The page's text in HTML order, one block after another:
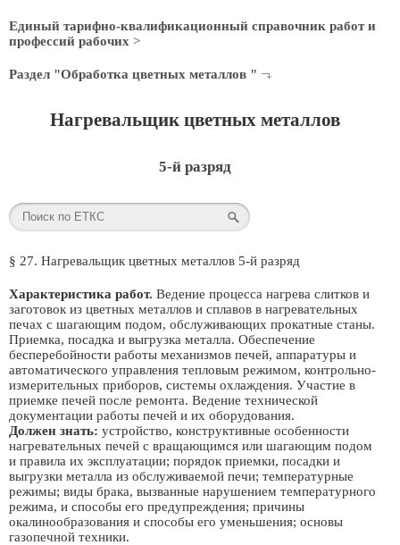
Единый тарифно-квалификационный справочник работ и
профессий рабочих >
Раздел "Обработка цветных металлов "
Нагревальщик цветных металлов
5-й разряд
§ 27. Нагревальщик цветных металлов 5-й разряд
Характеристика работ. Ведение процесса нагрева слитков и
заготовок из цветных металлов и сплавов в нагревательных
печах с шагающим подом, обслуживающих прокатные станы.
Приемка, посадка и выгрузка металла. Обеспечение
бесперебойности работы механизмов печей, аппаратуры и
автоматического управления тепловым режимом, контрольно-
измерительных приборов, системы охлаждения. Участие в
приемке печей после ремонта. Ведение технической
документации работы печей и их оборудования.
Должен знать: устройство, конструктивные особенности
нагревательных печей с вращающимся или шагающим подом
и правила их эксплуатации; порядок приемки, посадки и
выгрузки металла из обслуживаемой печи; температурные
режимы; виды брака, вызванные нарушением температурного
режима, и способы его предупреждения; причины
окалинообразования и способы его уменьшения; основы
газопечной техники.